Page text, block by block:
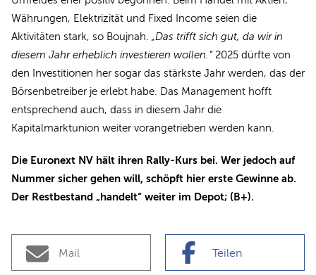
Währungen, Elektrizität und Fixed Income seien die
Aktivitäten stark, so Boujnah. „Das trifft sich gut, da wir in
diesem Jahr erheblich investieren wollen.“2025 dürfte von
den Investitionen her sogar das stärkste Jahr werden, das der
Börsenbetreiber je erlebt habe. Das Management hofft
entsprechend auch, dass in diesem Jahr die
Kapitalmarktunion weiter vorangetrieben werden kann.
Die Euronext NV hält ihren Rally-Kurs bei. Wer jedoch auf
Nummer sicher gehen will, schöpft hier erste Gewinne ab.
Der Restbestand „handelt“ weiter im Depot; (B+).
Mail Teilen